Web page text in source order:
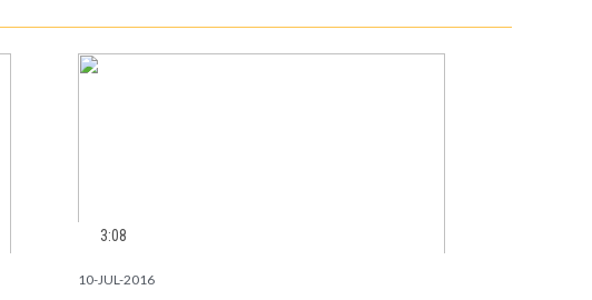
3:08
10-JUL-2016